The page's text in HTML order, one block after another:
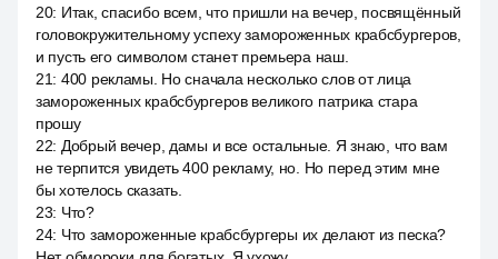
20: Итак, спасибо всем, что пришли на вечер, посвящённый
головокружительному успеху замороженных крабсбургеров,
и пусть его символом станет премьера наш.
21: 400 рекламы. Но сначала несколько слов от лица
замороженных крабсбургеров великого патрика стара
прошу
22: Добрый вечер, дамы и все остальные. Я знаю, что вам
не терпится увидеть 400 рекламу, но. Но перед этим мне
бы хотелось сказать.
23: Что?
24: Что замороженные крабсбургеры их делают из песка?